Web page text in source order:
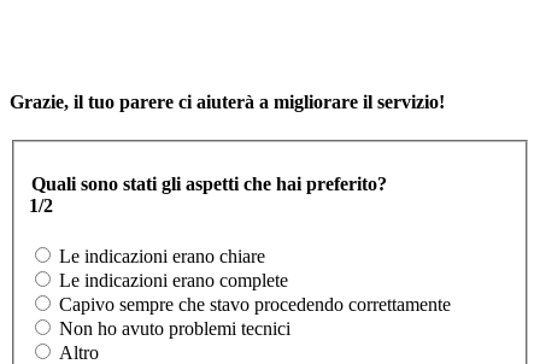
Grazie, il tuo parere ci aiuterà a migliorare il servizio!
Quali sono stati gli aspetti che hai preferito?
1/2
Le indicazioni erano chiare
Le indicazioni erano complete
Capivo sempre che stavo procedendo correttamente
Non ho avuto problemi tecnici
Altro